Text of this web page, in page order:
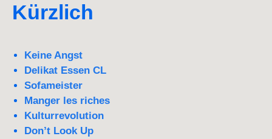
Kürzlich
Keine Angst
Delikat Essen CL
Sofameister
Manger les riches
Kulturrevolution
Don’t Look Up